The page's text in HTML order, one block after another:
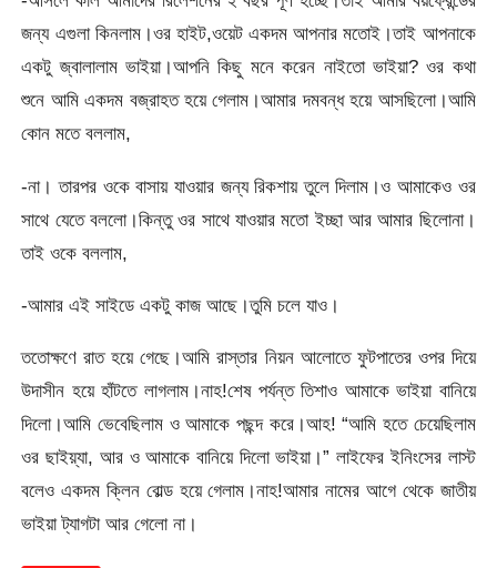
জন্য এগুলা কিনলাম।ওর হাইট,ওয়েট একদম আপনার মতোই।তাই আপনাকে
একটু জ্বালালাম ভাইয়া।আপনি কিছু মনে করেন নাইতো ভাইয়া? ওর কথা
শুনে আমি একদম বজ্রাহত হয়ে গেলাম।আমার দমবন্ধ হয়ে আসছিলো।আমি
কোন মতে বললাম,
-না। তারপর ওকে বাসায় যাওয়ার জন্য রিকশায় তুলে দিলাম।ও আমাকেও ওর
সাথে যেতে বললো।কিন্তু ওর সাথে যাওয়ার মতো ইচ্ছা আর আমার ছিলোনা।
তাই ওকে বললাম,
-আমার এই সাইডে একটু কাজ আছে।তুমি চলে যাও।
ততোক্ষণে রাত হয়ে গেছে।আমি রাস্তার নিয়ন আলোতে ফুটপাতের ওপর দিয়ে
উদাসীন হয়ে হাঁটতে লাগলাম।নাহ!শেষ পর্যন্ত তিশাও আমাকে ভাইয়া বানিয়ে
দিলো।আমি ভেবেছিলাম ও আমাকে পছন্দ করে।আহ! “আমি হতে চেয়েছিলাম
ওর ছাইয়্যা, আর ও আমাকে বানিয়ে দিলো ভাইয়া।” লাইফের ইনিংসের লাস্ট
বলেও একদম ক্লিন বোল্ড হয়ে গেলাম।নাহ!আমার নামের আগে থেকে জাতীয়
ভাইয়া ট্যাগটা আর গেলো না।